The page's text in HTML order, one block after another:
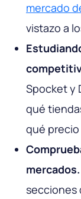
mercado
vistazo a
Spocket y
qué
qué precio
mercados.
secciones